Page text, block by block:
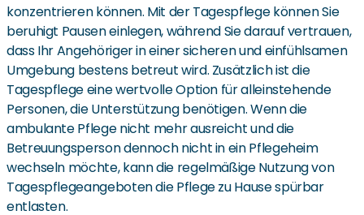
konzentrieren können. Mit der Tagespflege können Sie
beruhigt Pausen einlegen, während Sie darauf vertrauen,
dass Ihr Angehöriger in einer sicheren und einfühlsamen
Umgebung bestens betreut wird. Zusätzlich ist die
Tagespflege eine wertvolle Option für alleinstehende
Personen, die Unterstützung benötigen. Wenn die
ambulante Pflege nicht mehr ausreicht und die
Betreuungsperson dennoch nicht in ein Pflegeheim
wechseln möchte, kann die regelmäßige Nutzung von
Tagespflegeangeboten die Pflege zu Hause spürbar
entlasten.